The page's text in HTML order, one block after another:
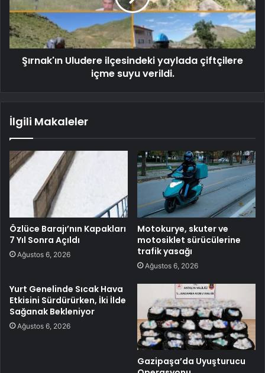
Şırnak'ın Uludere ilçesindeki yaylada çiftçilere
içme suyu verildi.
İlgili Makaleler
Özlüce Barajı’nın Kapakları
7 Yıl Sonra Açıldı
Ağustos 6, 2026
Motokurye, skuter ve
motosiklet sürücülerine
trafik yasağı
Ağustos 6, 2026
Yurt Genelinde Sıcak Hava
Etkisini Sürdürürken, İki İlde
Sağanak Bekleniyor
Ağustos 6, 2026
Gazipaşa’da Uyuşturucu